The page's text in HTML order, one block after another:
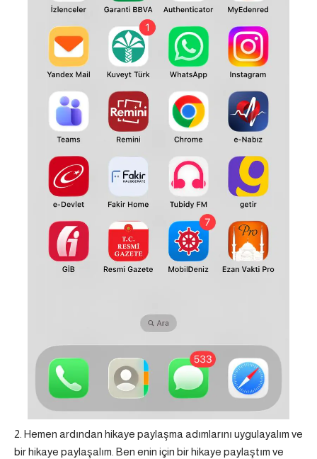
Hemen ardından hikaye paylaşma adımlarını uygulayalım ve
bir hikaye paylaşalım. Ben enin için bir hikaye paylaştım ve